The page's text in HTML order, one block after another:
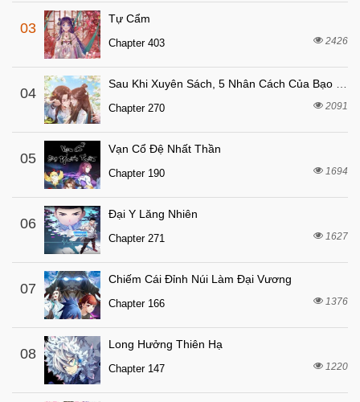
Chapter 14
Chapter 13
Chapter 12 6 tháng trước
Chapter 11 6 tháng trước
Chapter 10
Chapter 9 6 tháng trước
Chapter 8
Chapter 7 6 tháng trước
Chapter 6
Chapter 5
Chapter 4 6 tháng trước
Chapter 3
Chapter 2 6 tháng trước
Chapter 1
03
Tự Cẩm
Chapter 403 2426
04
Chapter 270 2091
05
Vạn Cổ Đệ Nhất Thần
Chapter 190 1694
06
Đại Y Lăng Nhiên
Chapter 271 1627
07
Chiếm Cái Đỉnh Núi Làm Đại Vương
Chapter 166 1376
08
Long Hưởng Thiên Hạ
Chapter 147 1220